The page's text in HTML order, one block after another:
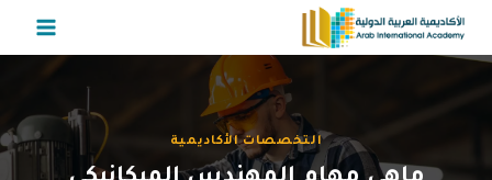
التجاوز
التخصصات الأكاديمية